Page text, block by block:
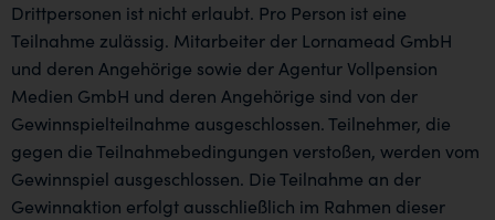
Drittpersonen ist nicht erlaubt. Pro Person ist eine
Teilnahme zulässig. Mitarbeiter der Lornamead GmbH
und deren Angehörige sowie der Agentur Vollpension
Medien GmbH und deren Angehörige sind von der
Gewinnspielteilnahme ausgeschlossen. Teilnehmer, die
gegen die Teilnahmebedingungen verstoßen, werden vom
Gewinnspiel ausgeschlossen. Die Teilnahme an der
Gewinnaktion erfolgt ausschließlich im Rahmen dieser